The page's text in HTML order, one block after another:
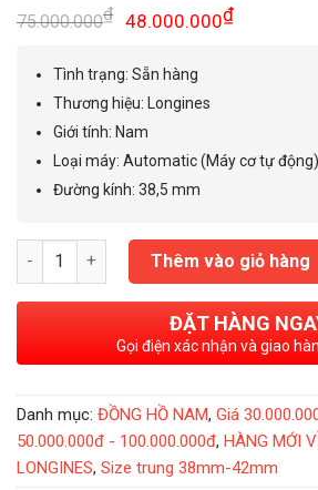
75.000.000₫ Giá
là:
75.000.000₫.
48.000.000₫Giá
Tình trạng: Sẵn hàng
Thương hiệu: Longines
Giới tính:Nam
Loại máy: Automatic (Máy cơ tự động)
Đường kính: 38,5 mm
Đồng Hồ Nam Longines Record Demi
Thêm vào giỏ hàng
ĐẶT HÀNG
Gọi điện xác nhận và giao
Danh mục: ĐỒNG HỒ NAM, Giá
50.000.000đ - 100.000.000đ, HÀNG MỚI
LONGINES, Size trung 38mm-42mm